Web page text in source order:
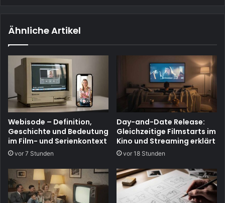
Ähnliche Artikel
Webisode – Definition,
Geschichte und Bedeutung
im Film- und Serienkontext
vor 7 Stunden
Day-and-Date Release:
Gleichzeitige Filmstarts im
Kino und Streaming erklärt
vor 18 Stunden